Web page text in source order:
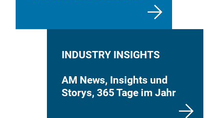
INDUSTRY INSIGHTS
AM News, Insights und
Storys, 365 Tage im Jahr